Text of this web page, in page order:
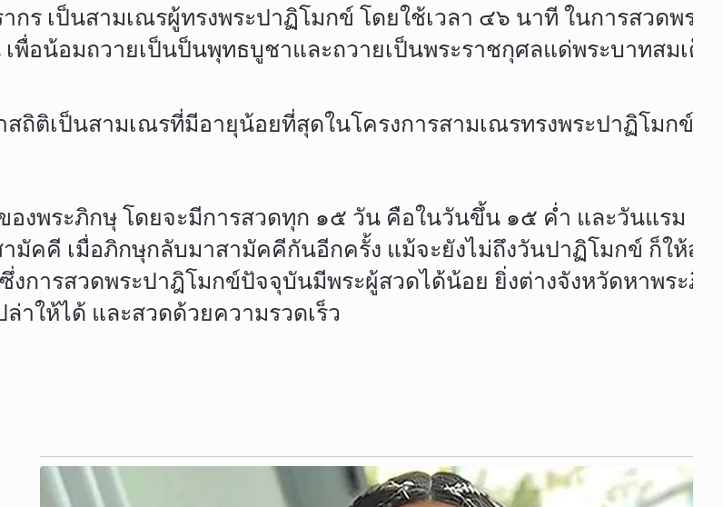
กร เป็นสามเณรผู้ทรงพระปาฏิโมกข์ โดยใช้เวลา ๔๖ นาที ในการสวดพร
อน้อมถวายเป็นป็นพุทธบูชาและถวายเป็นพระราชกุศลแด่พระบาทสมเด็จ
สถิติเป็นสามเณรที่มีอายุน้อยที่สุดในโครงการสามเณรทรงพระปาฏิโมก
งพระภิกษุ โดยจะมีการสวดทุก ๑๕ วัน คือในวันขึ้น ๑๕ ค่ำ และวันแรม
มัคคี เมื่อภิกษุกลับมาสามัคคีกันอีกครั้ง แม้จะยังไม่ถึงวันปาฏิโมกข์ ก็ให้ส
การสวดพระปาฎิโมกข์ปัจจุบันมีพระผู้สวดได้น้อย ยิ่งต่างจังหวัดหาพระภิ
าให้ได้ และสวดด้วยความรวดเร็ว